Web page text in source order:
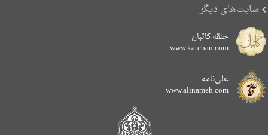
سایت‌های دیگر
حلقه کاتبان
www.kateban.com
علی‌نامه
www.alinameh.com